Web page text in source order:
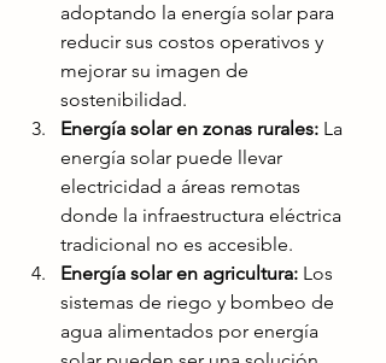
adoptando la energía solar para
reducir sus costos operativos y
mejorar su imagen de
sostenibilidad.
Energía solar en zonas rurales: La
energía solar puede llevar
electricidad a áreas remotas
donde la infraestructura eléctrica
tradicional no es accesible.
Energía solar en agricultura: Los
sistemas de riego y bombeo de
agua alimentados por energía